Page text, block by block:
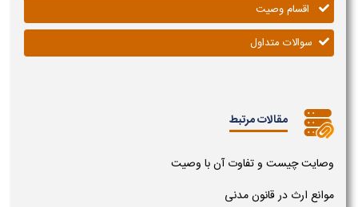
اقسام وصیت
سوالات متداول
مقالات مرتبط
وصایت چیست و تفاوت آن با وصیت
موانع ارث در قانون مدنی